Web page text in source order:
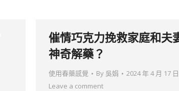
催情巧克力挽救家庭和夫
神奇解藥？
使用春藥感覺 By 吳娟
2024 年 4 月 17 日
Leave a comment